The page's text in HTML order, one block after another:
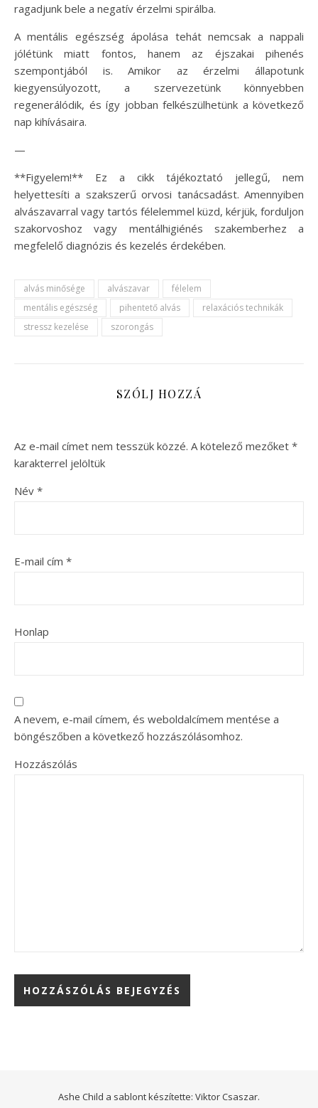
ragadjunk bele a negatív érzelmi spirálba.
A mentális egészség ápolása tehát nemcsak a nappali
jólétünk miatt fontos, hanem az éjszakai pihenés
szempontjából is. Amikor az érzelmi állapotunk
kiegyensúlyozott, a szervezetünk könnyebben
regenerálódik, és így jobban felkészülhetünk a következő
nap kihívásaira.
—
**Figyelem!** Ez a cikk tájékoztató jellegű, nem
helyettesíti a szakszerű orvosi tanácsadást. Amennyiben
alvászavarral vagy tartós félelemmel küzd, kérjük, forduljon
szakorvoshoz vagy mentálhigiénés szakemberhez a
megfelelő diagnózis és kezelés érdekében.
alvás minősége alvászavar
félelem
mentális egészség
pihentető alvás
relaxációs technikák
stressz kezelése
szorongás
SZÓLJ HOZZÁ
Az e-mail címet nem tesszük közzé. A kötelező mezőket *
karakterrel jelöltük
Név *
E-mail cím *
Honlap
A nevem, e-mail címem, és weboldalcímem mentése a
böngészőben a következő hozzászólásomhoz.
Hozzászólás
Ashe Child a sablont készítette: Viktor Csaszar.